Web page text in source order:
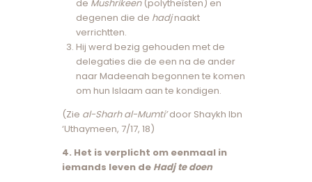
de Mushrikeen(polytheïsten) en
degenen die de hadjnaakt
verrichtten.
Hij werd bezig gehouden met de
delegaties die de een na de ander
naar Madeenah begonnen te komen
om hun Islaam aan te kondigen.
(Zie al-Sharh al-Mumti’door Shaykh Ibn
‘Uthaymeen, 7/17, 18)
4. Het is verplicht om eenmaal in
iemands leven de Hadj te doen